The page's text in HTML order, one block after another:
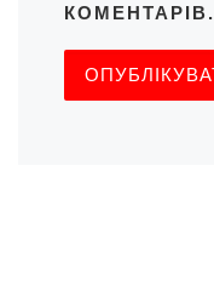
КОМЕНТАРІВ.